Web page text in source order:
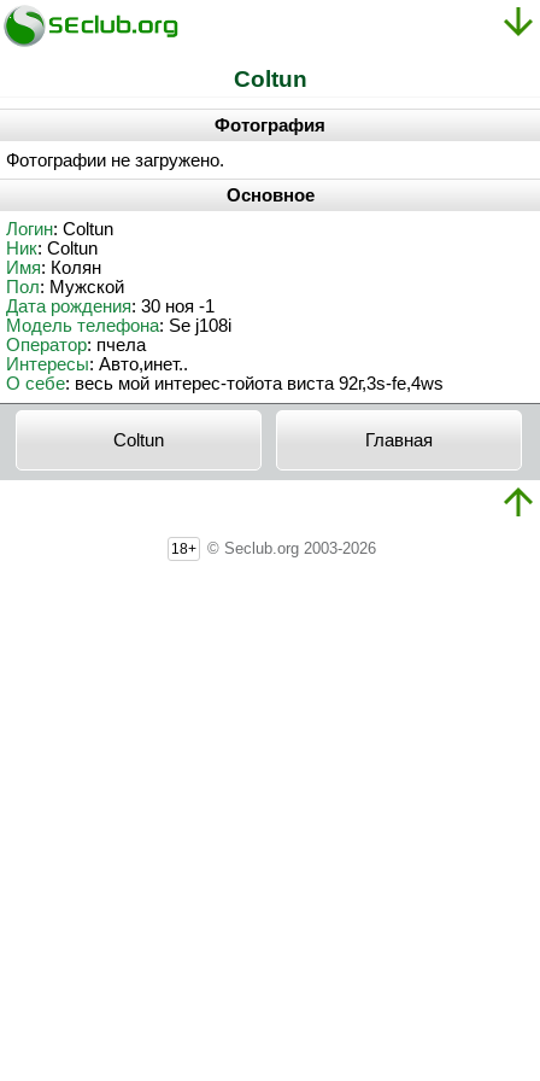
Coltun
Фотография
Фотографии не загружено.
Основное
Логин: Coltun
Ник: Coltun
Имя: Колян
Пол: Мужской
Дата рождения: 30 ноя -1
Модель телефона: Se j108i
Оператор: пчела
Интересы: Авто,инет..
О себе: весь мой интерес-тойота виста 92г,3s-fe,4ws
Coltun Главная
18+ © Seclub.org 2003-2026